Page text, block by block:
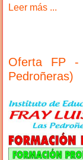
Leer más ...
Oferta FP
Pedroñeras)